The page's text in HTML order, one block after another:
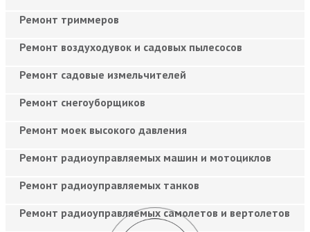
Ремонт триммеров
Ремонт воздуходувок и садовых пылесосов
Ремонт садовые измельчителей
Ремонт снегоуборщиков
Ремонт моек высокого давления
Ремонт радиоуправляемых машин и мотоциклов
Ремонт радиоуправляемых танков
Ремонт радиоуправляемых самолетов и вертолетов